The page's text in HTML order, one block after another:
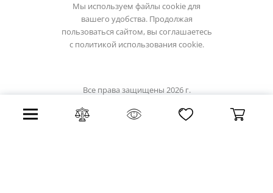
Мы используем файлы cookie для
вашего удобства. Продолжая
пользоваться сайтом, вы соглашаетесь
с политикой использования cookie.
Все права защищены 2026 г.